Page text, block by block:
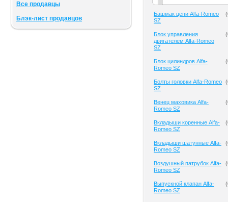
Все продавцы
Блэк-лист продавцов
Башмак цепи Alfa-Romeo
SZ
(
Блок управления
двигателем Alfa-Romeo
SZ
(
Блок цилиндров Alfa-
Romeo SZ
(
Болты головки Alfa-Romeo
SZ
(
Венец маховика Alfa-
Romeo SZ
(
Вкладыши коренные Alfa-
Romeo SZ
(
Вкладыши шатунные Alfa-
Romeo SZ
(
Воздушный патрубок Alfa-
Romeo SZ
(
Выпускной клапан Alfa-
Romeo SZ
(